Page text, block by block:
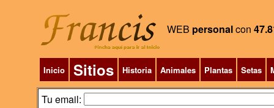
WEB personalcon
Inicio Sitios Historia Animales Plantas Setas
Tu email: